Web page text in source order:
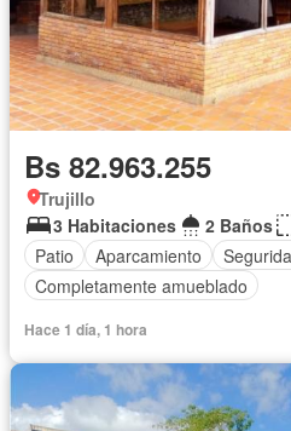
Bs 82.963.255
Trujillo
3 Habitaciones
2 Baños
Patio
Aparcamiento
Completamente amueblado
Hace 1 día, 1 hora